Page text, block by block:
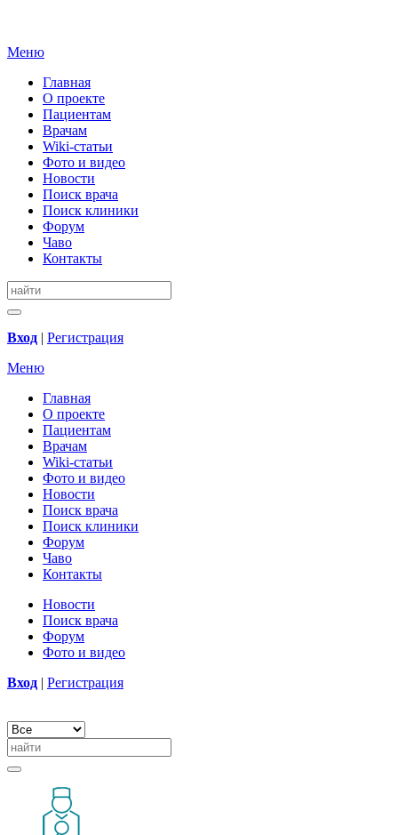
Меню
Главная
О проекте
Пациентам
Врачам
Wiki-статьи
Фото и видео
Новости
Поиск врача
Поиск клиники
Форум
Чаво
Контакты
Вход | Регистрация
Меню
Главная
О проекте
Пациентам
Врачам
Wiki-статьи
Фото и видео
Новости
Поиск врача
Поиск клиники
Форум
Чаво
Контакты
Новости
Поиск врача
Форум
Фото и видео
Вход | Регистрация